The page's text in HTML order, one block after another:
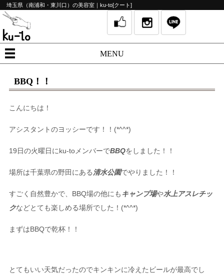
埼玉県（南浦和・東川口）の美容室｜ku-to[クート]
MENU
BBQ！！
こんにちは！
アシスタントのヨッシーです！！(*^^*)
19日の火曜日にku-toメンバーでBBQをしました！！
場所は千葉県の野田にある 清水公園でやりました！！
すごく自然豊かで、BBQ場の他にも キャンプ場や水上アスレチッ
クなどとても楽しめる場所でした！(*^^*)
まずはBBQで乾杯！！
とてもいい天気だったのでキンキンに冷えたビールが最高でし